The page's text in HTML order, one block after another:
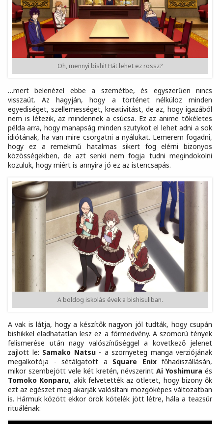
Oh, mennyi bishi! Hát lehet ez rossz?
…mert belenézel ebbe a szemétbe, és egyszerűen nincs
visszaút. Az hagyján, hogy a történet nélkülöz minden
egyediséget, szellemességet, kreativitást, de az, hogy igazából
nem is létezik, az mindennek a csúcsa. Ez az anime tökéletes
példa arra, hogy manapság minden szutykot el lehet adni a sok
idiótának, ha van mire csorgatni a nyálukat. Lemerem fogadni,
hogy ez a remekmű hatalmas sikert fog elérni bizonyos
közösségekben, de azt senki nem fogja tudni megindokolni
közülük, hogy miért is annyira jó ez az istencsapás.
A boldog iskolás évek a bishisuliban.
A vak is látja, hogy a készítők nagyon jól tudták, hogy csupán
bishikkel eladhatatlan lesz ez a förmedvény. A szomorú tények
felismerése után nagy valószínűséggel a következő jelenet
zajlott le: Samako Natsu- a szörnyeteg manga verziójának
megalkotója - sétálgatott a Square Enixfőhadiszállásán,
mikor szembejött vele két kretén, névszerintAi Yoshimura és
Tomoko Konparu, akik felvetették az ötletet, hogy bizony ők
ezt az egészet meg akarják valósítani mozgóképes változatban
is. Hármuk között ekkor örök kötelék jött létre, hála a teazsúr
rituálénak: